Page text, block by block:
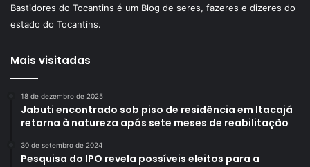
Bastidores do Tocantins é um Blog de seres, fazeres e dizeres do
estado do Tocantins.
Mais visitadas
18 de dezembro de 2025
Jabuti encontrado sob piso de residência em Itacajá
retorna à natureza após sete meses de reabilitação
30 de setembro de 2024
Pesquisa do IPO revela possíveis eleitos para a